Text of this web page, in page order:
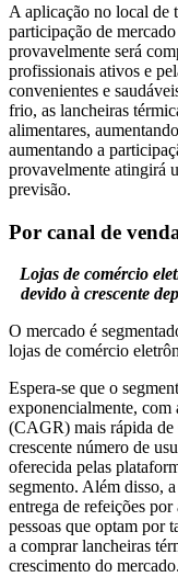
A aplicação no local de
participação de
provavelmente será
profissionais ativos e
convenientes e
frio, as lancheiras
alimentares,
aumentando a
provavelmente atingirá
previsão.
Por canal de
Lojas de comércio
devido à crescente
O mercado é
lojas de comércio
Espera-se que o
exponencialmente, com
(CAGR) mais rápida de
crescente número de
oferecida pelas
segmento. Além disso,
entrega de refeições
pessoas que optam por
a comprar lancheiras
crescimento do mercado.